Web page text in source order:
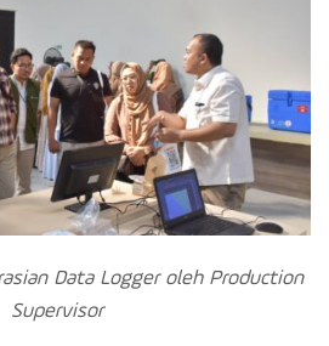
Data Logger oleh Production
Supervisor